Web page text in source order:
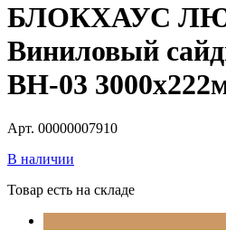
БЛОКХАУС
Виниловый
ВН-03
Арт. 00000007910
В наличии
Товар есть на складе